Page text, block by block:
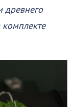
древнего
комплекте